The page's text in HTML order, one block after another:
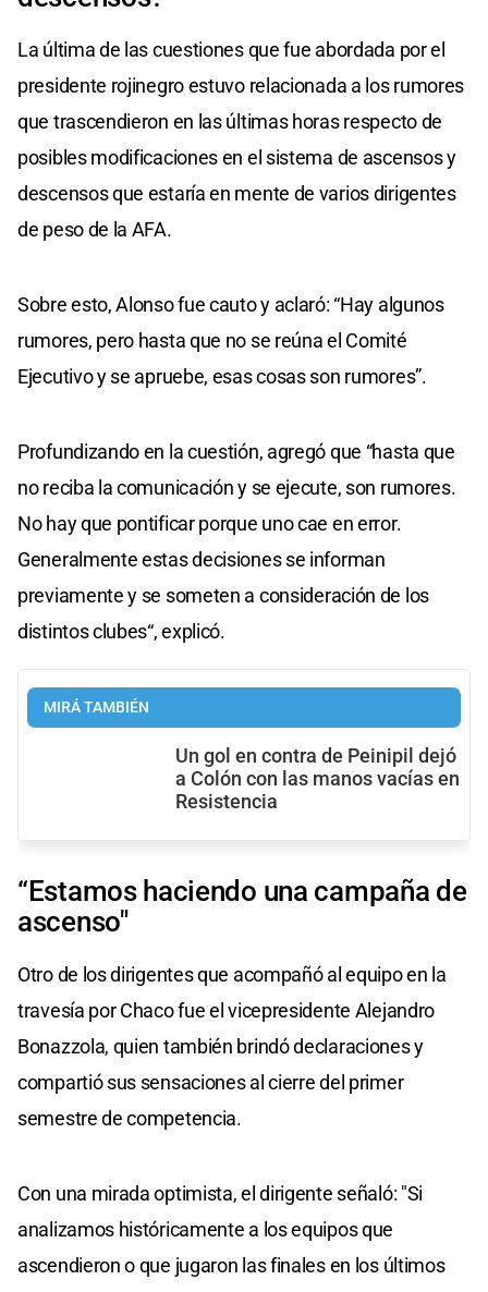
La última de las cuestiones que fue abordada por el
presidente rojinegro estuvo relacionada a los rumores
que trascendieron en las últimas horas respecto de
posibles modificaciones en el sistema de ascensos y
descensos que estaría en mente de varios dirigentes
de peso de la AFA.
Sobre esto, Alonso fue cauto y aclaró: “Hay algunos
rumores, pero hasta que no se reúna el Comité
Ejecutivo y se apruebe, esas cosas son rumores”.
Profundizando en la cuestión, agregó que “hasta que
no reciba la comunicación y se ejecute, son rumores.
No hay que pontificar porque uno cae en error.
Generalmente estas decisiones se informan
previamente y se someten a consideración de los
distintos clubes“, explicó.
MIRÁ TAMBIÉN
Un gol en contra de Peinipil dejó
a Colón con las manos vacías en
Resistencia
“Estamos haciendo una campaña de
ascenso"
Otro de los dirigentes que acompañó al equipo en la
travesía por Chaco fue el vicepresidente Alejandro
Bonazzola, quien también brindó declaraciones y
compartió sus sensaciones al cierre del primer
semestre de competencia.
Con una mirada optimista, el dirigente señaló: "Si
analizamos históricamente a los equipos que
ascendieron o que jugaron las finales en los últimos